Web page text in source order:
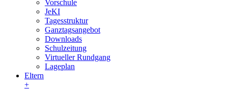
Vorschule
JeKI
Tagesstruktur
Ganztagsangebot
Downloads
Schulzeitung
Virtueller Rundgang
Lageplan
Eltern
+